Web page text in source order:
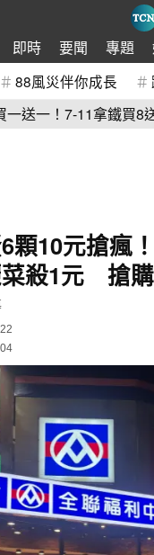
即時 要聞 專題
88風災伴你成長
一送一！7-11拿鐵買8
顆10元搶瘋
殺1元 搶